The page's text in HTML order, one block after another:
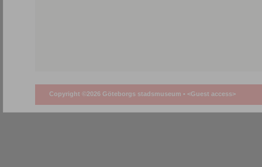
Copyright ©2026 Göteborgs stadsmuseum • <Guest access>